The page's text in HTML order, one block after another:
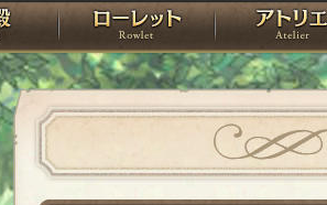
PandoraPartyProject
神殿 ローレット